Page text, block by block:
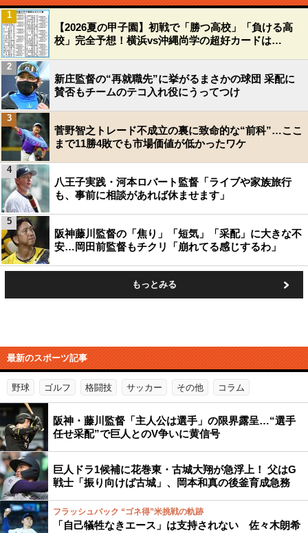
【2026夏の甲子園】初戦で「勝つ高校」「負ける高
校」完全予想！横浜vs沖縄尚学の超好カードは…
1
新庄監督の“再就職先”に挙がるまさかの球団 采配に
賛否もチームのテコ入れ役にうってつけ
2
菅野智之トレード不成立の裏に致命的な“前科”…ここ
まで11勝4敗でも市場価値が低かったワケ
3
八王子実践・河本ロバート監督「ライブや家族旅行
も、事前に相談があれば休ませます」
4
阪神藤川監督の「焦り」「短気」「采配」に大きな不
安…岡田前監督もチクリ「崩れてる感じするわ」
5
もっとみる
最新のスポーツ記事
野球 ゴルフ 格闘技 サッカー その他 コラム
阪神・藤川監督「主人公は選手」の限界露呈…“選手
任せ采配”で巨人とのV争いに黄信号
巨人ドラ1候補に花巻東・古城大翔が急浮上！ 父はG
戦士「振り向けば古城」、岡本和真の後釜育成急務
フラッシュバック “ゴネ得”米挑戦の軌跡
「自己犠牲なきエース」は支持されない 佐々木朗希